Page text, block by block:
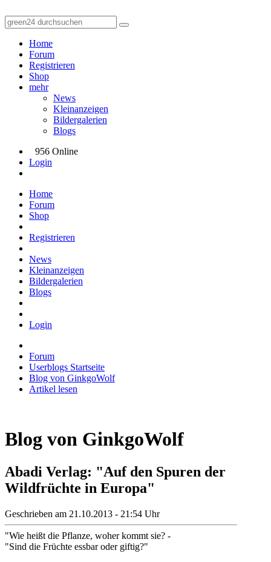
Home
Forum
Registrieren
Shop
mehr
News
Kleinanzeigen
Bildergalerien
Blogs
956 Online
Login
Home
Forum
Shop
Registrieren
News
Kleinanzeigen
Bildergalerien
Blogs
Login
Forum
Userblogs Startseite
Blog von GinkgoWolf
Artikel lesen
Blog von GinkgoWolf
Abadi Verlag: "Auf den Spuren der
Wildfrüchte in Europa"
Geschrieben am 21.10.2013 - 21:54 Uhr
"Wie heißt die Pflanze, woher kommt sie? -
"Sind die Früchte essbar oder giftig?"